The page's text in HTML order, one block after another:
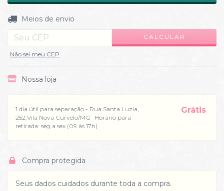
Entregas para o CEP:
Meios de envio
CALCULAR
Não sei meu CEP
Nossa loja
1 dia útil para separação - Rua Santa Luzia,
252,Vila Nova Curvelo/MG
Horário para
retirada: seg a sex (09 às 17h)
Grátis
Compra protegida
Seus dados cuidados durante toda a compra.